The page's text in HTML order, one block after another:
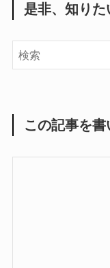
是非、知り
この記事を書